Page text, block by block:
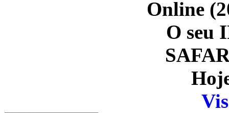
Online
O seu